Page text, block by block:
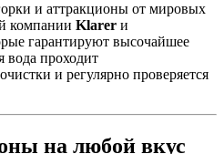
и аттракционы от мировых
компании Klarer и
гарантируют высочайшее
вода проходит
и регулярно проверяется
на любой вкус